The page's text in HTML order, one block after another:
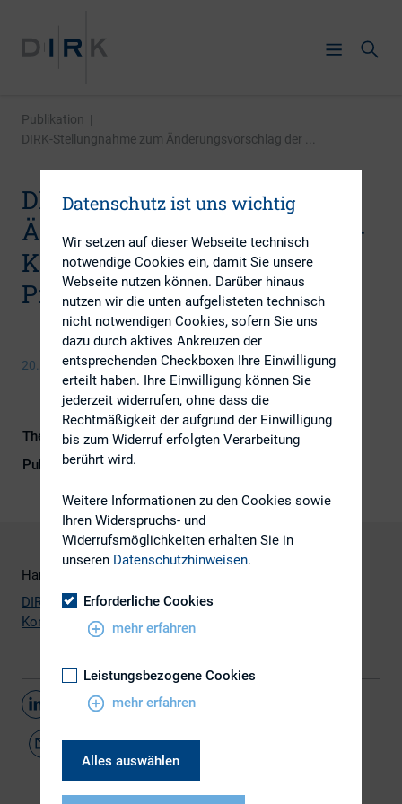
Publikation |
DIRK-Stellungnahme zum Änderungsvorschlag der ...
DIRK-Stellungnahme zum
Änderungsvorschlag der EU-
Kommission zur
Prospektrichtlinie
20. September 2013
Themengebiet
IR-Kompetenz
Publikationsform
Hamburg, 13. Januar 2010
DIRK-Stellungnahme zum Änderungsvorschlag der EU-
Kommission zur Prospektrichtlinie
Teilen
Datenschutz ist uns wichtig
Wir setzen auf dieser Webseite technisch
notwendige Cookies ein, damit Sie unsere
Webseite nutzen können. Darüber hinaus
nutzen wir die unten aufgelisteten technisch
nicht notwendigen Cookies, sofern Sie uns
dazu durch aktives Ankreuzen der
entsprechenden Checkboxen Ihre Einwilligung
erteilt haben. Ihre Einwilligung können Sie
jederzeit widerrufen, ohne dass die
Rechtmäßigkeit der aufgrund der Einwilligung
bis zum Widerruf erfolgten Verarbeitung
berührt wird.
Weitere Informationen zu den Cookies sowie
Ihren Widerspruchs- und
Widerrufsmöglichkeiten erhalten Sie in
unseren Datenschutzhinweisen.
Erforderliche Cookies
mehr erfahren
Leistungsbezogene Cookies
mehr erfahren
Alles auswählen